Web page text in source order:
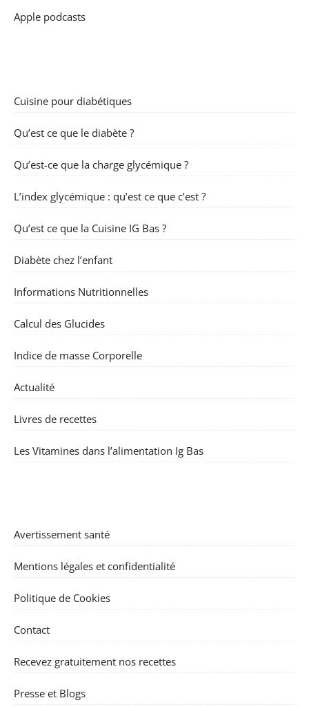
Apple podcasts
Cuisine pour diabétiques
Qu’est ce que le diabète ?
Qu’est-ce que la charge glycémique ?
L’index glycémique : qu’est ce que c’est ?
Qu’est ce que la Cuisine IG Bas ?
Diabète chez l’enfant
Informations Nutritionnelles
Calcul des Glucides
Indice de masse Corporelle
Actualité
Livres de recettes
Les Vitamines dans l’alimentation Ig Bas
Avertissement santé
Mentions légales et confidentialité
Politique de Cookies
Contact
Recevez gratuitement nos recettes
Presse et Blogs